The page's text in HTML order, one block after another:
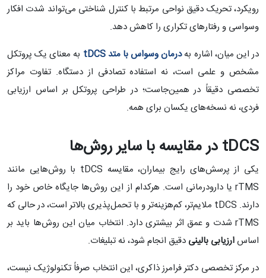
رویکرد، تحریک دقیق نواحی مرتبط با کنترل شناختی می‌تواند شدت افکار
وسواسی و رفتارهای تکراری را کاهش دهد.
در این میان، اشاره بهدرمان وسواس با متد tDCS
به معنای یک پروتکل
مشخص و علمی است، نه استفاده تصادفی از دستگاه. تفاوت مراکز
تخصصی دقیقاً در همین‌جاست؛ در طراحی پروتکل بر اساس ارزیابی
فردی، نه نسخه‌های یکسان برای همه.
tDCSدر مقایسه با سایر روش‌ها
یکی از پرسش‌های رایج بیماران، مقایسه tDCS با روش‌هایی مانند
rTMS یا دارودرمانی است. هرکدام از این روش‌ها جایگاه خاص خود را
دارند. tDCS ملایم‌تر، کم‌هزینه‌تر و با تحمل‌پذیری بالاتر است، در حالی که
rTMS شدت و عمق اثر بیشتری دارد. انتخاب میان این روش‌ها باید بر
اساس ارزیابی بالینی دقیق انجام شود، نه تبلیغات.
در مرکز تخصصی دکتر فرامرز ذاکری، این انتخاب صرفاً تکنولوژیک نیست،